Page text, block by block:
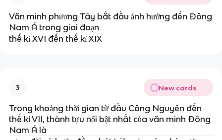
Văn minh phương Tây bắt đầu ảnh hưởng đến Đông
Nam Á trong giai đoạn
thế kỉ XVI đến thế kỉ XIX
3 New cards
Trong khoảng thời gian từ đầu Công Nguyên đến
thế kỉ VII, thành tựu nổi bật nhất của văn minh Đông
Nam Á là